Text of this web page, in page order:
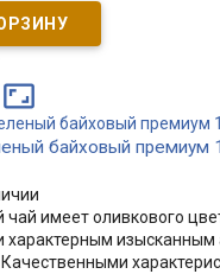

байховый премиум
чай имеет оливкового
характерным